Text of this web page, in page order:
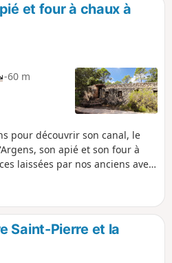
et four à chaux à
-60 m
pour découvrir son canal, le
son apié et son four à
laissées par nos anciens avec
Saint-Pierre et la